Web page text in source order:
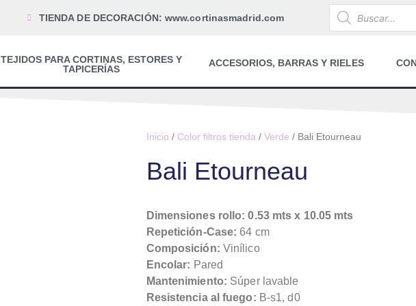
TIENDA DE DECORACIÓN: www.cortinasmadrid.com
TEJIDOS PARA CORTINAS, ESTORES Y
TAPICERÍAS
ACCESORIOS, BARRAS Y RIELES
Inicio / Color filtros tienda / Verde / Bali Etourneau
Bali Etourneau
Dimensiones rollo: 0.53 mts x 10.05 mts
Repetición-Case: 64 cm
Composición: Vinílico
Encolar: Pared
Mantenimiento: Súper lavable
Resistencia al fuego: B-s1, d0